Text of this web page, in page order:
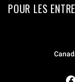
POUR LES